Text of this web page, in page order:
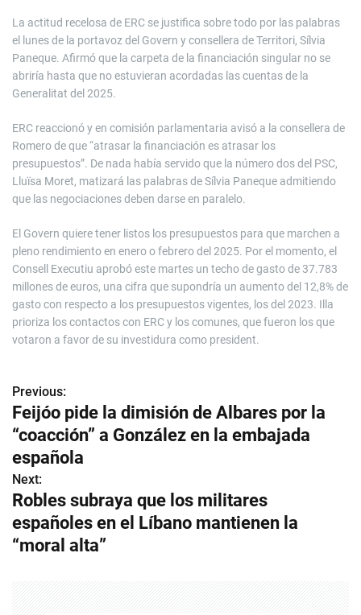
La actitud recelosa de ERC se justifica sobre todo por las palabras
el lunes de la portavoz del Govern y consellera de Territori, Sílvia
Paneque. Afirmó que la carpeta de la financiación singular no se
abriría hasta que no estuvieran acordadas las cuentas de la
Generalitat del 2025.
ERC reaccionó y en comisión parlamentaria avisó a la consellera de
Romero de que “atrasar la financiación es atrasar los
presupuestos”. De nada había servido que la número dos del PSC,
Lluïsa Moret, matizará las palabras de Sílvia Paneque admitiendo
que las negociaciones deben darse en paralelo.
El Govern quiere tener listos los presupuestos para que marchen a
pleno rendimiento en enero o febrero del 2025. Por el momento, el
Consell Executiu aprobó este martes un techo de gasto de 37.783
millones de euros, una cifra que supondría un aumento del 12,8% de
gasto con respecto a los presupuestos vigentes, los del 2023. Illa
prioriza los contactos con ERC y los comunes, que fueron los que
votaron a favor de su investidura como president.
N
a
v
e
g
a
Previous:
Feijóo pide la dimisión de Albares por la
“coacción” a González en la embajada
española
Next:
Robles subraya que los militares
españoles en el Líbano mantienen la
“moral alta”